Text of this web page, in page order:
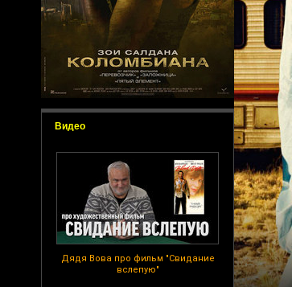
Видео
Дядя Вова про фильм "Свидание
вслепую"